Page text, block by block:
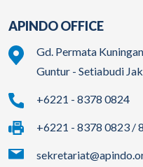
APINDO OFFICE
Gd. Permata
Guntur - Setiabudi
+6221 - 8378 0824
+6221 - 8378 0823 /